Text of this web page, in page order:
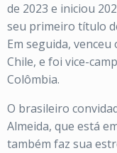
de 2023 e iniciou
seu primeiro título
Em seguida,
Chile, e foi vice-
Colômbia.
O brasileiro
Almeida, que está
também faz sua